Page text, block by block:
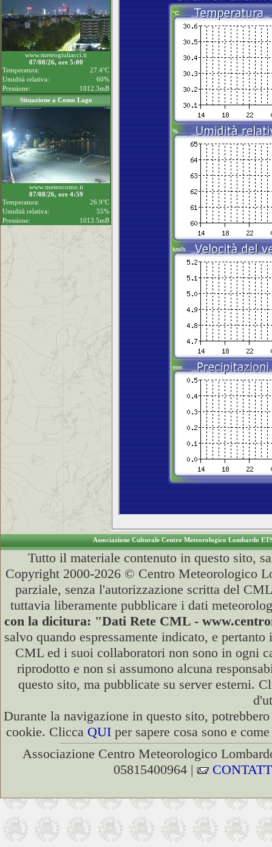
www.meteogiuliacci.it
07/08/26, ore 5:00
Temperatura:
27.4°C
Umidità relativa:
60%
Pressione:
1012.3mB
Situazione a Como Lago
www.meteocomo.it
07/08/26, ore 4:59
Temperatura:
26.9°C
Umidità relativa:
55%
Pressione:
1013.5mB
Associazione Culturale Centro Meteorologico Lombardo
Tutto il materiale contenuto in questo sito,
Copyright 2000-2026 © Centro Meteorologico
parziale, senza l'autorizzazione scritta del
tuttavia liberamente pubblicare i dati
con la dicitura: "Dati Rete CML -
salvo quando espressamente indicato, e
CML ed i suoi collaboratori non sono in ogni
riprodotto e non si assumono alcuna
questo sito, ma pubblicate su server esterni.
Durante la navigazione in questo sito,
cookie. Clicca QUI per sapere cosa sono e
Associazione Centro Meteorologico
05815400964 |